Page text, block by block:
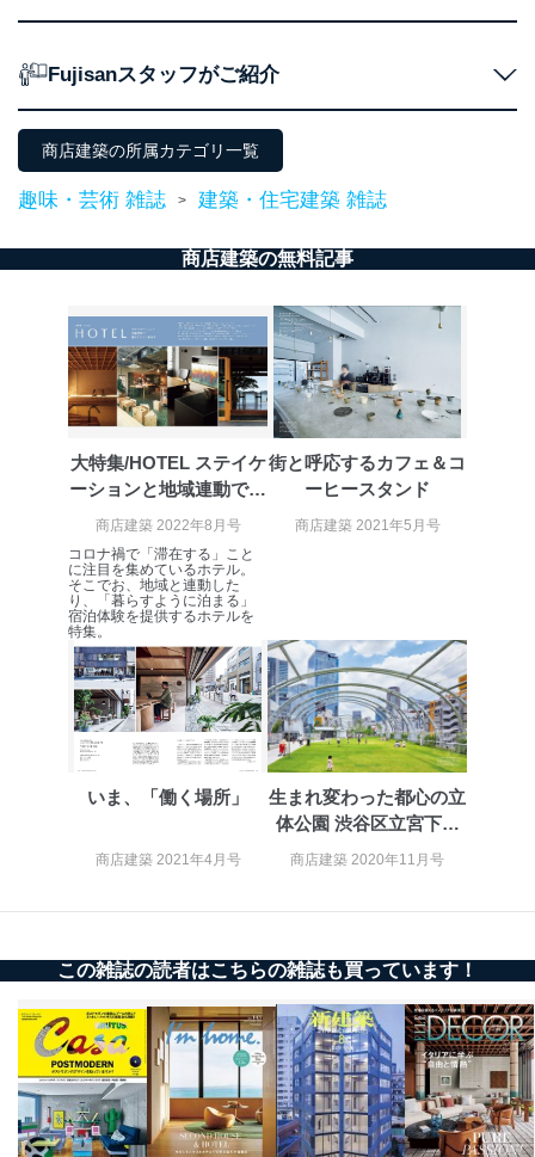
当社の定期購読サ
の方の個人情報
ｅメール等による商品、サービ
のため
個人が特定できない形で取得した
閲覧履歴や購買履歴等の情報を分
析して、趣味・嗜好に
当社にお問合わせ
お問い合わせ対応、トラブル対
質向上のため
3
当社カスタマーQ＆
Aサービス利用者
カスタマーQ＆Aサイトの投稿内容
の確認のため
ｅメール等によるカスタマーQ＆A
サイトのサービス内容のご案内の
ため
ス、キャンペーン等の広告に関す
るご案内のため
採用応募者の方の
個人情報
採用選考、ご連絡のため
5
当社の従業者の個
人情報
人事、総務などの雇用管理等のた
め
6
パートナー（提携
企業）からの委託
により当社の
定期購読サービス
等をご利用の方の
個人情報
購入商品配送のため
た商品の発売元企業からのｅメー
ル等による商品、
サービス、キャンペーン等の広告
に関するご案内のため
SNS公式アカウン
当社のサービス利用状況の把握お
よびその分析のため
お問い合わせ対応、トラブル対
処、オペレーター教育など応対品
質向上のため
その他当社のプライバシーポリシ
ータ（開示対象個人情報）の利用目的であり、下記4.の
開示等のご請求に対応させていただきます。
なお、6、7については、パートナー（提携企業）様又は
各SNS運営会社様にご請求いただきますようお願い致し
ます。
３．個人情報の第三者提供について
当社は、取得した個人情報を適切に管理し､あらかじめ
Fujisanスタッフがご紹介
商店建築の所属カテゴリ一覧
趣味・芸術 雑誌 > 建築・住宅建築 雑誌
商店建築の無料記事
大特集/HOTEL ステイケ
ーションと地域連動で、
暮ら...
商店建築 2022年8月号
コロナ禍で「滞在する」こと
に注目を集めているホテル。
そこでお、地域と連動した
り、「暮らすように泊まる」
宿泊体験を提供するホテルを
特集。
街と呼応するカフェ＆コ
ーヒースタンド
商店建築 2021年5月号
いま、「働く場所」
商店建築 2021年4月号
生まれ変わった都心の立
体公園 渋谷区立宮下公
園
商店建築 2020年11月号
この雑誌の読者はこちらの雑誌も買っています！